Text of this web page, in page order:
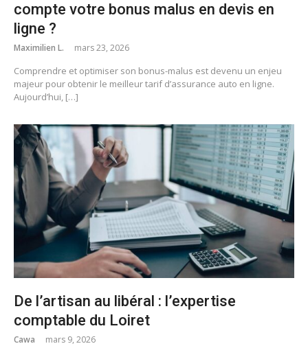
compte votre bonus malus en devis en
ligne ?
Maximilien L. mars 23, 2026
Comprendre et optimiser son bonus-malus est devenu un enjeu
majeur pour obtenir le meilleur tarif d’assurance auto en ligne.
Aujourd’hui, […]
De l’artisan au libéral : l’expertise
comptable du Loiret
Cawa mars 9, 2026